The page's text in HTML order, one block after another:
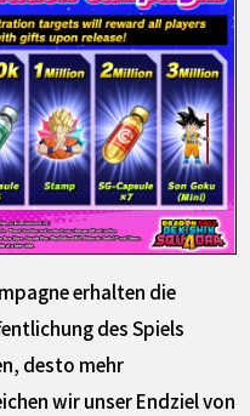
erhalten die
des Spiels
desto mehr
wir unser Endziel von